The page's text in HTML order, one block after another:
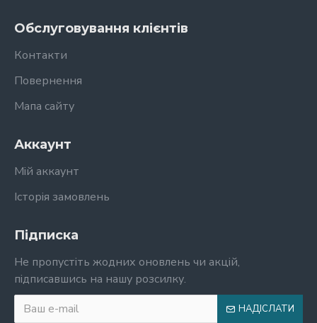
Обслуговування клієнтів
Контакти
Повернення
Мапа сайту
Аккаунт
Мій аккаунт
Історія замовлень
Підписка
Не пропустіть жодних оновлень чи акцій,
підписавшись на нашу розсилку.
НАДІСЛАТИ